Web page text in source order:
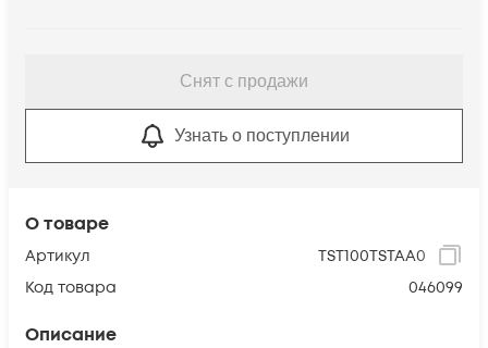
О товаре
Артикул
TST100TSTAA0
Код товара
046099
Описание
Снят с продажи
Узнать о поступлении